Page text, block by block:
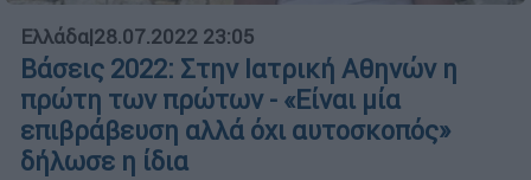
Ελλάδα|28.07.2022 23:05
Βάσεις 2022: Στην Ιατρική Αθηνών η
πρώτη των πρώτων - «Είναι μία
επιβράβευση αλλά όχι αυτοσκοπός»
δήλωσε η ίδια